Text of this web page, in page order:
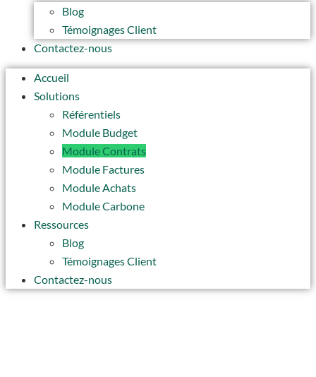
Blog
Témoignages Client
Contactez-nous
Accueil
Solutions
Référentiels
Module Budget
Module Contrats
Module Factures
Module Achats
Module Carbone
Ressources
Blog
Témoignages Client
Contactez-nous